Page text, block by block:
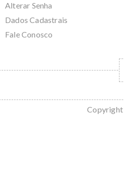
Alterar Senha
Dados Cadastrais
Fale Conosco